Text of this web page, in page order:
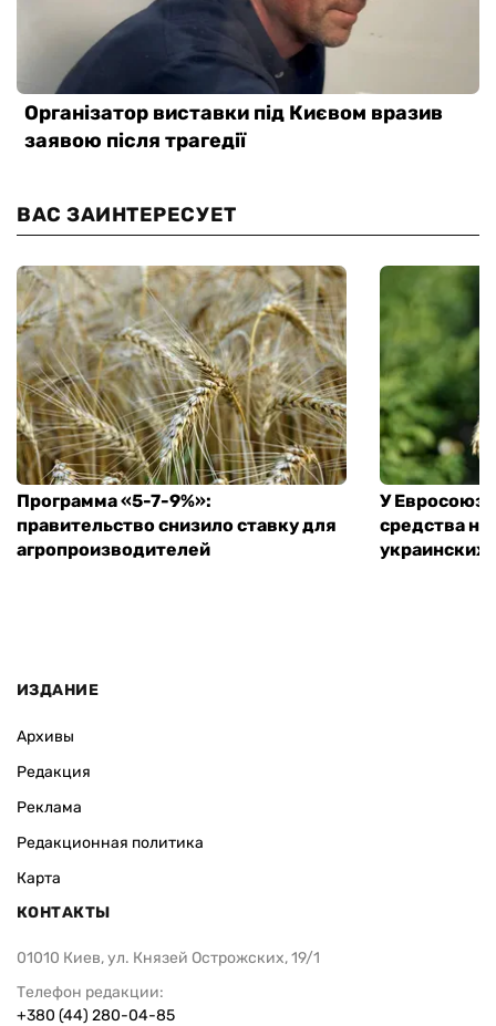
ВАС ЗАИНТЕРЕСУЕТ
Программа «5-7-9%»:
правительство снизило ставку для
агропроизводителей
У
средства
ИЗДАНИЕ
Архивы
Редакция
Реклама
Редакционная политика
Карта
КОНТАКТЫ
01010 Киев, ул. Князей Острожских, 19/1
Телефон редакции:
+380 (44) 280-04-85